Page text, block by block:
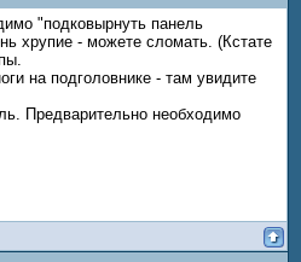
"подковырнуть панель
хрупие - можете сломать. (Кстате
на подголовнике - там увидите
Предварительно необходимо